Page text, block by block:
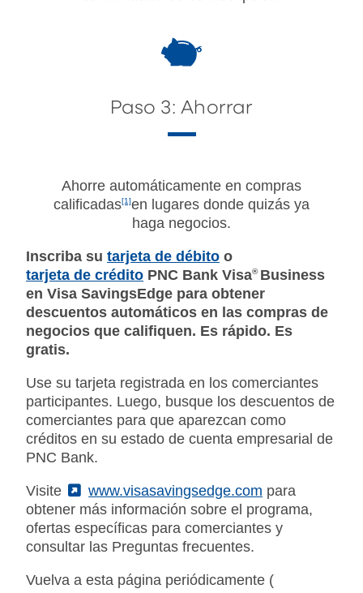
Paso 3: Ahorrar
Ahorre automáticamente en compras
calificadas[1]en lugares donde quizás ya
haga negocios.
Inscriba su tarjeta de débito o
tarjeta de crédito PNC Bank Visa® Business
en Visa SavingsEdge para obtener
descuentos automáticos en las compras de
negocios que califiquen. Es rápido. Es
gratis.
Use su tarjeta registrada en los comerciantes
participantes. Luego, busque los descuentos de
comerciantes para que aparezcan como
créditos en su estado de cuenta empresarial de
PNC Bank.
Visite (External)
www.visasavingsedge.com para
obtener más información sobre el programa,
ofertas específicas para comerciantes y
consultar las Preguntas frecuentes.
Vuelva a esta página periódicamente (